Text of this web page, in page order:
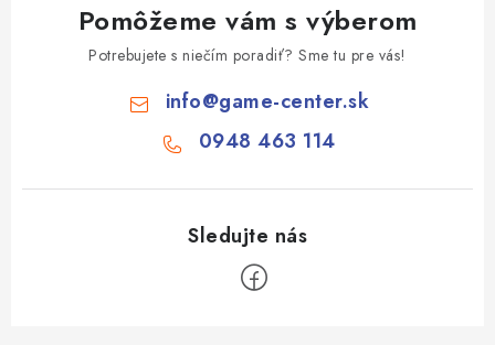
Pomôžeme vám s výberom
Potrebujete s niečím poradiť? Sme tu pre vás!
info@game-center.sk
0948 463 114